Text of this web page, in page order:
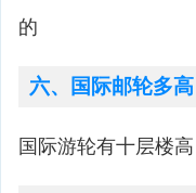
的
六、国际邮轮多高
国际游轮有十层楼